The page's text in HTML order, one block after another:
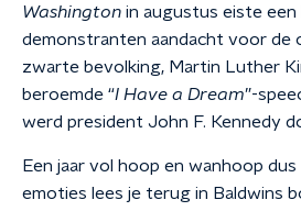
Washington in augustus eiste een
demonstranten aandacht voor de
zwarte bevolking, Martin Luther
beroemde “I Have a Dream”-
werd president John F. Kennedy
Een jaar vol hoop en wanhoop
emoties lees je terug in Baldwins